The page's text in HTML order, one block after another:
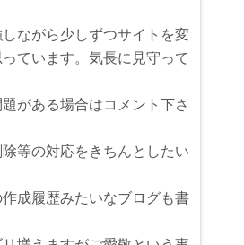
ながら少しずつサイトを変
ています。気長に見守って
がある場合はコメント下さ
等の対応をきちんとしたい
成履歴みたいなブログも書